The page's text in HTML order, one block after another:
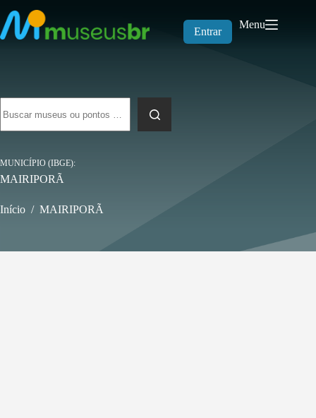
para
o
conteúdo
Entrar
Menu
resultados
MUNICÍPIO (IBGE)
MAIRIPORÃ
Início / MAIRIPORÃ